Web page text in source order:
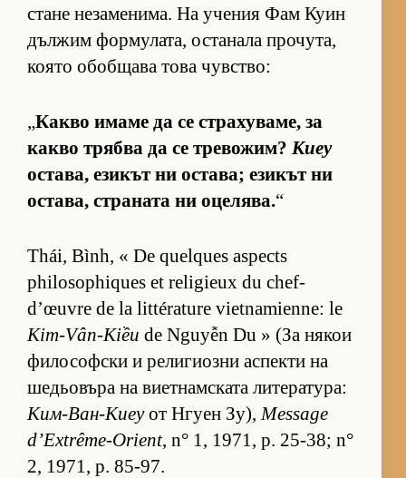
стане не­за­ме­ни­ма. На уче­ния Фам Куин
дъл­жим фор­му­ла­та, ос­та­нала про­чу­та,
ко­ято обоб­щава това чув­с­т­во:
„Какво имаме да се стра­ху­ва­ме, за
какво трябва да се тре­во­жим? Киеу
ос­та­ва, ези­кът ни ос­та­ва; ези­кът ни
ос­та­ва, стра­ната ни оце­ля­ва.“
Thái, Bình, « De quelques aspects
philosophiques et religieux du chef-
d’œuvre de la littérature vietnamienne: le
Kim-Vân-Kiều de Nguyễn Du » (За ня­кои
фи­ло­соф­ски и ре­ли­ги­озни ас­пекти на
ше­дьо­въра на ви­ет­нам­с­ката ли­те­ра­ту­ра:
Ким-Ван-Киеуот Нгуен Зу),Message
d’Extrême-Orient, n° 1, 1971, p. 25-38; n°
2, 1971, p. 85-97.